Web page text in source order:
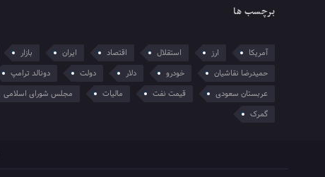
برچسب ها
آمریکا ارز استقلال اقتصاد ایران بازار
حمیدرضا نقاشیان
خودرو دلار دولت دونالد ترامپ
عربستان سعودی
قیمت نفت مالیات مجلس شورای اسلامی
گمرک